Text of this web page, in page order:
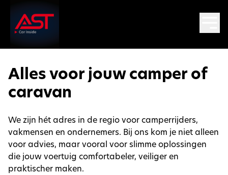
Alles voor jouw camper of
caravan
We zijn hét adres in de regio voor camperrijders,
vakmensen en ondernemers. Bij ons kom je niet alleen
voor advies, maar vooral voor slimme oplossingen
die jouw voertuig comfortabeler, veiliger en
praktischer maken.